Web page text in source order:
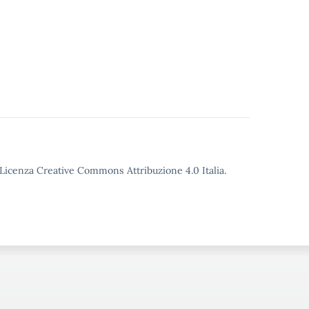
Creative Commons Attribuzione 4.0 Italia.